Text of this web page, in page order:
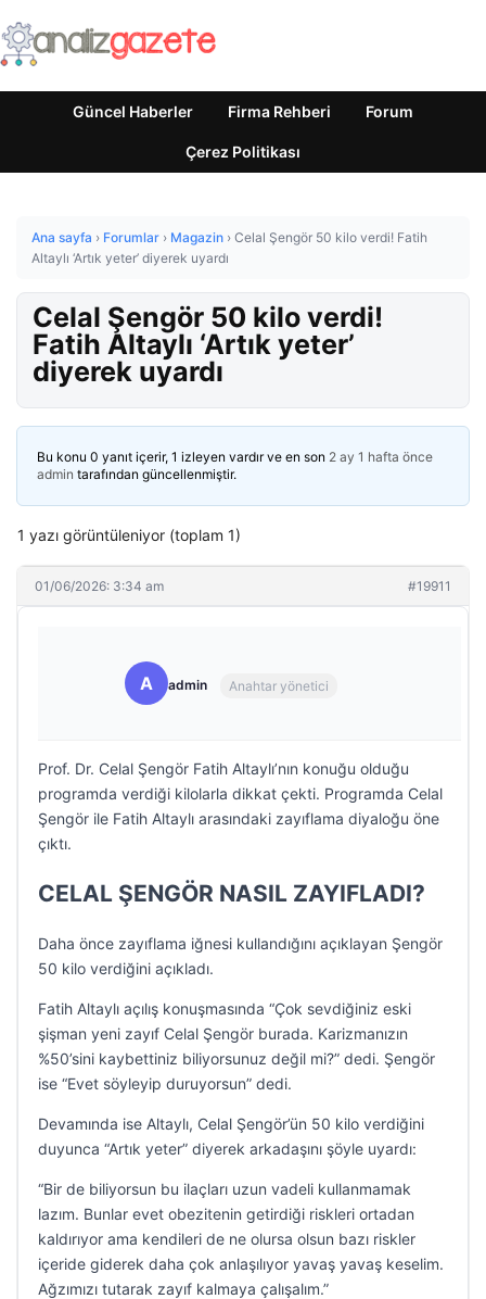
Güncel Haberler Firma Rehberi Forum
Çerez Politikası
Ana sayfa › Forumlar › Magazin › Celal Şengör 50 kilo verdi! Fatih
Altaylı ‘Artık yeter’ diyerek uyardı
Celal Şengör 50 kilo verdi!
Fatih Altaylı ‘Artık yeter’
diyerek uyardı
Bu konu 0 yanıt içerir, 1 izleyen vardır ve en son 2 ay 1 hafta önce
admin tarafından güncellenmiştir.
1 yazı görüntüleniyor (toplam 1)
01/06/2026: 3:34 am #19911
A admin Anahtar yönetici
Prof. Dr. Celal Şengör Fatih Altaylı’nın konuğu olduğu
programda verdiği kilolarla dikkat çekti. Programda Celal
Şengör ile Fatih Altaylı arasındaki zayıflama diyaloğu öne
çıktı.
CELAL ŞENGÖR NASIL ZAYIFLADI?
Daha önce zayıflama iğnesi kullandığını açıklayan Şengör
50 kilo verdiğini açıkladı.
Fatih Altaylı açılış konuşmasında “Çok sevdiğiniz eski
şişman yeni zayıf Celal Şengör burada. Karizmanızın
%50’sini kaybettiniz biliyorsunuz değil mi?” dedi. Şengör
ise “Evet söyleyip duruyorsun” dedi.
Devamında ise Altaylı, Celal Şengör’ün 50 kilo verdiğini
duyunca “Artık yeter” diyerek arkadaşını şöyle uyardı:
“Bir de biliyorsun bu ilaçları uzun vadeli kullanmamak
lazım. Bunlar evet obezitenin getirdiği riskleri ortadan
kaldırıyor ama kendileri de ne olursa olsun bazı riskler
içeride giderek daha çok anlaşılıyor yavaş yavaş keselim.
Ağzımızı tutarak zayıf kalmaya çalışalım.”